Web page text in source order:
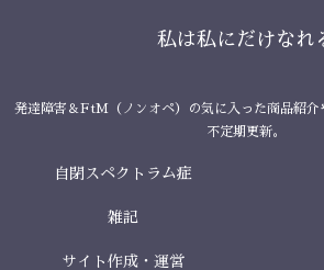
私は私にだけなれ
発達障害＆FtM（ノンオペ）の気に入った商品紹介
不定期更新。
自閉スペクトラム症
雑記
サイト作成・運営